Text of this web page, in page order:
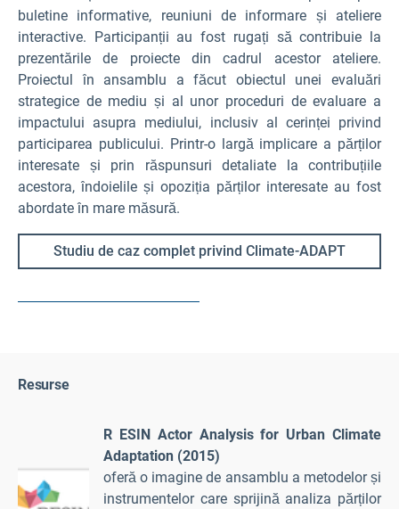
buletine informative, reuniuni de informare și ateliere
interactive. Participanții au fost rugați să contribuie la
prezentările de proiecte din cadrul acestor ateliere.
Proiectul în ansamblu a făcut obiectul unei evaluări
strategice de mediu și al unor proceduri de evaluare a
impactului asupra mediului, inclusiv al cerinței privind
participarea publicului. Printr-o largă implicare a părților
interesate și prin răspunsuri detaliate la contribuțiile
acestora, îndoielile și opoziția părților interesate au fost
abordate în mare măsură.
Studiu de caz complet privind Climate-ADAPT
Resurse
R ESIN Actor Analysis for Urban Climate
Adaptation (2015)
oferă o imagine de ansamblu a metodelor și
instrumentelor care sprijină analiza părților